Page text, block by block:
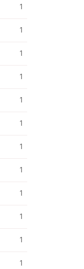
1
1
1
1
1
1
1
1
1
1
1
1